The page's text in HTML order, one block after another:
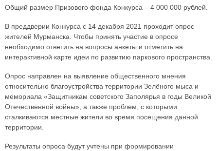
Общий размер Призового фонда Конкурса – 4 000 000 рублей.
В преддверии Конкурса с 14 декабря 2021 проходит опрос
жителей Мурманска. Чтобы принять участие в опросе
необходимо ответить на вопросы анкеты и отметить на
интерактивной карте идеи по развитию паркового пространства.
Опрос направлен на выявление общественного мнения
относительно благоустройства территории Зелёного мыса и
мемориала «Защитникам советского Заполярья в годы Великой
Отечественной войны», а также проблем, с которыми
сталкиваются местные жители во время посещения данной
территории.
Результаты опроса будут учтены при формировании